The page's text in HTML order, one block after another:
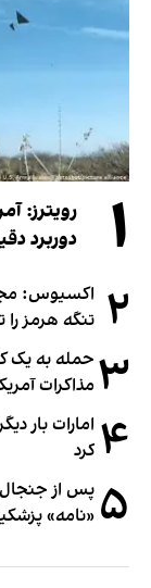
۱
رویترز:
دوربرد
۲ اکسیوس:
تنگه هرمز را
۳ حمله به یک
مذاکرات
۴ امارات بار
کرد
۵ پس از
«نامه»